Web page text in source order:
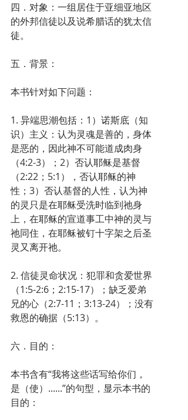
四．对象：一组居住于亚细亚地区
的外邦信徒以及说希腊话的犹太信
徒。
五．背景：
本书针对如下问题：
1. 异端思潮包括：1）诺斯底（知
识）主义：认为灵魂是善的，身体
是恶的，因此神不可能道成肉身
（4:2-3）；2）否认耶稣是基督
（2:22；5:1），否认耶稣的神
性；3）否认基督的人性，认为神
的灵只是在耶稣受洗时临到祂身
上，在耶稣的宣道事工中神的灵与
祂同住，在耶稣被钉十字架之后圣
灵又离开祂。
2. 信徒灵命状况：犯罪和贪爱世界
（1:5-2:6；2:15-17）；缺乏爱弟
兄的心（2:7-11；3:13-24）；没有
救恩的确据（5:13）。
六．目的：
本书含有“我将这些话写给你们，
是（使）......”的句型，显示本书的
目的：